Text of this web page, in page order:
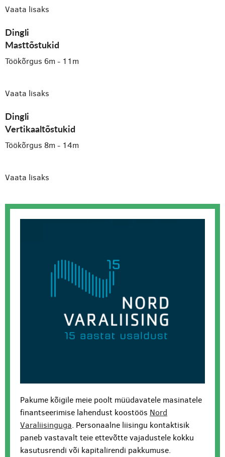
Vaata lisaks
Dingli
Masttõstukid
Töökõrgus 6m - 11m
Vaata lisaks
Dingli
Vertikaaltõstukid
Töökõrgus 8m - 14m
Vaata lisaks
Pakume kõigile meie poolt müüdavatele masinatele
finantseerimise lahendust koostöös Nord
Varaliisinguga. Personaalne liisingu kontaktisik
paneb vastavalt teie ettevõtte vajadustele kokku
kasutusrendi või kapitalirendi pakkumuse.